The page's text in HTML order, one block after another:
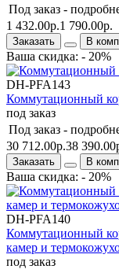
Под заказ -
1 432.00р.1 790.00р.
Заказать В
Ваша скидка: - 20%
DH-PFA143
Коммутационный
под заказ
Под заказ -
30 712.00р.38
Заказать В
Ваша скидка: - 20%
DH-PFA140
Коммутационный
камер и
под заказ